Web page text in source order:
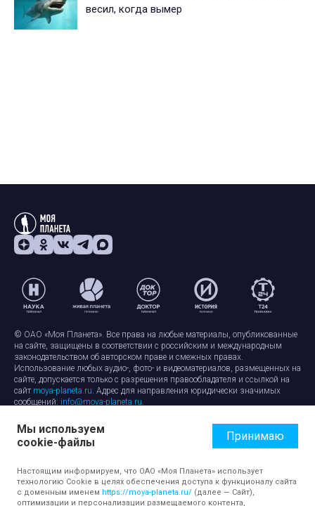
весил, когда вымер
© ОАО «Моя Планета». Все права на любые материалы, опубликованные
на сайте, защищены в соответствии с российским и международным
законодательством об авторском праве и смежных правах.
Использование любых аудио-, фото- и видеоматериалов, размещенных на
сайте, допускается только с разрешения правообладателя и ссылкой на
сайт moya-planeta.ru. Адрес для направления юридически значимых
сообщений: info@moya-planeta.ru.
Правила сайтаРабота с cookie-файлами
Защита персональных данных
Обработка персональных данных
Мы используем
cookie-файлы
Принимаю
Настоящим информируем, что ОАО «Моя Планета» использует
технологию Cookie в целях обеспечения доступа к функционалу сайта
с доменным именем https://moya-planeta.ru/ (далее — Сайт),
оптимизации и персонализации размещаемого контента,